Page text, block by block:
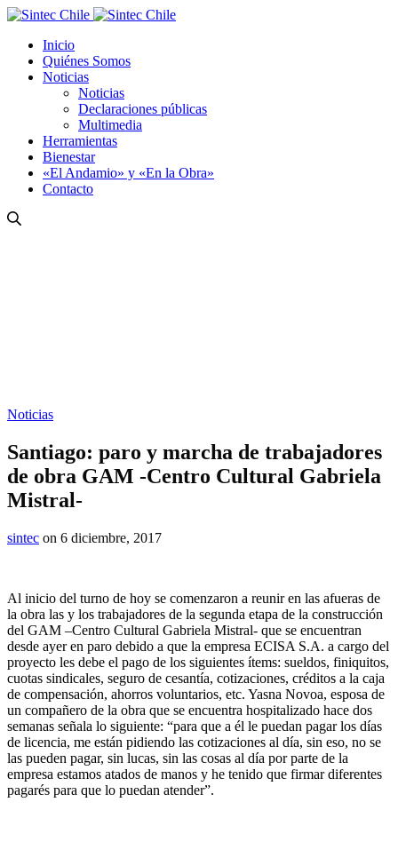
Inicio
Quiénes Somos
Noticias
Noticias
Declaraciones públicas
Multimedia
Herramientas
Bienestar
«El Andamio» y «En la Obra»
Contacto
Noticias
Santiago: paro y marcha de trabajadores
de obra GAM -Centro Cultural Gabriela
Mistral-
sintec on 6 diciembre, 2017
Al inicio del turno de hoy se comenzaron a reunir en las afueras de
la obra las y los trabajadores de la segunda etapa de la construcción
del GAM –Centro Cultural Gabriela Mistral- que se encuentran
desde ayer en paro debido a que la empresa ECISA S.A. a cargo del
proyecto les debe el pago de los siguientes ítems: sueldos, finiquitos,
cuotas sindicales, seguro de cesantía, cotizaciones, créditos a la caja
de compensación, ahorros voluntarios, etc. Yasna Novoa, esposa de
un compañero de la obra que se encuentra hospitalizado hace dos
semanas señala lo siguiente: “para que a él le puedan pagar los días
de licencia, me están pidiendo las cotizaciones al día, sin eso, no se
las pueden pagar, sin lucas, sin las cosas al día por parte de la
empresa estamos atados de manos y he tenido que firmar diferentes
pagarés para que lo puedan atender”.